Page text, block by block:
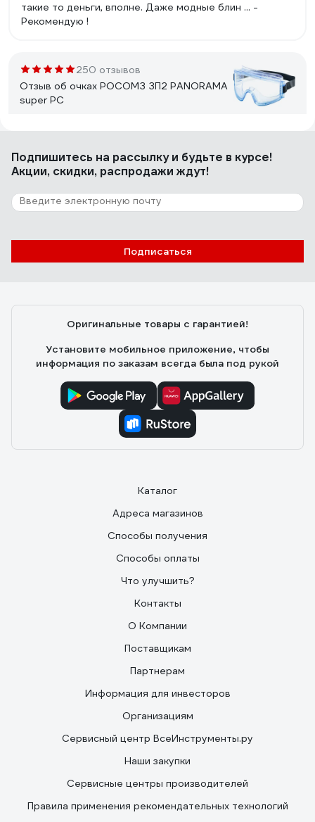
такие то деньги, вполне. Даже модные блин ... -
Рекомендую !
250 отзывов
Отзыв об очках РОСОМЗ ЗП2 PANORAMA
super PC
Легкие прозрачные очки с отличным панорамным
мягким стеклом, не искажающем изображение, не
не потеют при интенсивном передвижении с
обильным потоотделением при минусовой
Подпишитесь на рассылкуи будьте в курсе!
Акции, скидки, распродажи ждут!
Подписаться
Оригинальные товары с гарантией!
Установите мобильное приложение, чтобы
информация по заказам всегда была под рукой
Каталог
Адреса магазинов
Способы получения
Способы оплаты
Что улучшить?
Контакты
О Компании
Поставщикам
Партнерам
Информация для инвесторов
Организациям
Сервисный центр ВсеИнструменты.ру
Наши закупки
Сервисные центры производителей
Правила применения рекомендательных технологий